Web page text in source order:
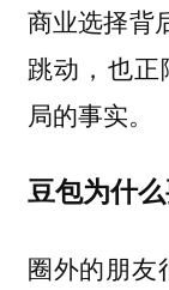
商业选择背
跳动，也正
局的事实。
豆包为什
圈外的朋友